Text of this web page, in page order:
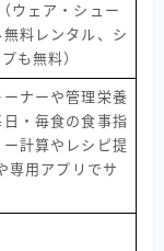
ウェア・シュー
無料レンタル、シ
も無料）
ーナーや管理栄養
・毎食の食事指
計算やレシピ提
専用アプリでサ